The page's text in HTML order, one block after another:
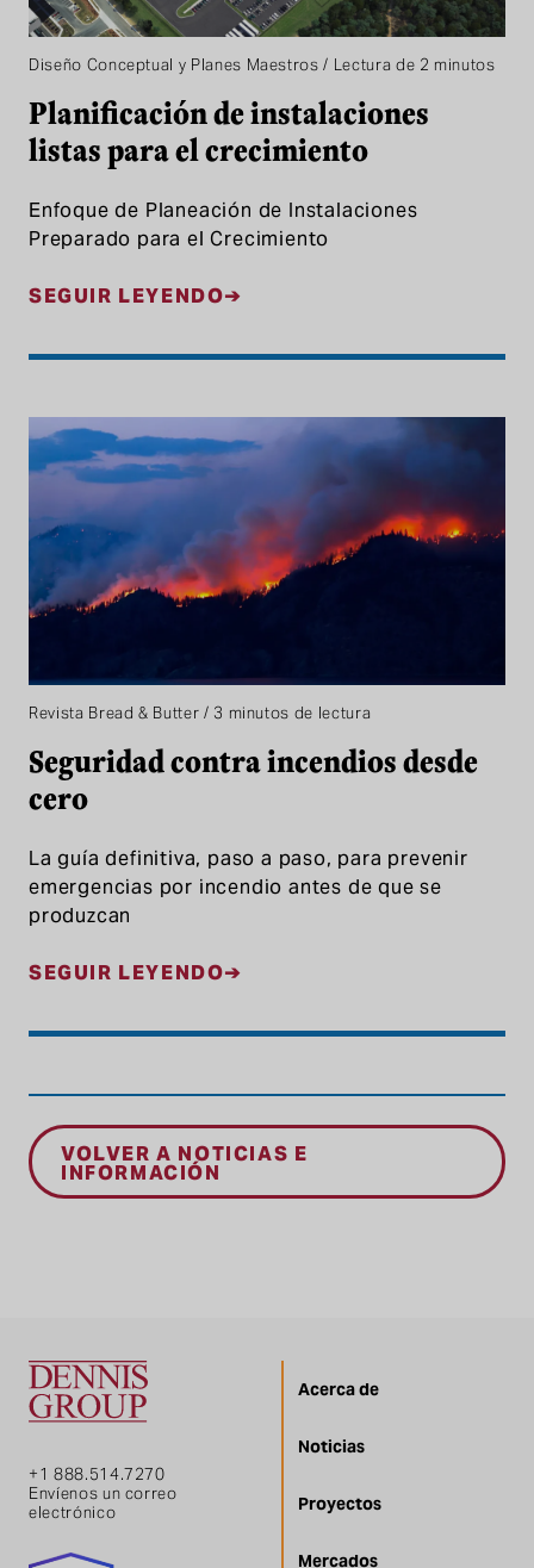
Diseño Conceptual y Planes Maestros / Lectura de 2 minutos
Planificación de instalaciones
listas para el crecimiento
Enfoque de Planeación de Instalaciones
Preparado para el Crecimiento
SEGUIR LEYENDO
Revista Bread & Butter / 3 minutos de lectura
Seguridad contra incendios desde
cero
La guía definitiva, paso a paso, para prevenir
emergencias por incendio antes de que se
produzcan
SEGUIR LEYENDO
VOLVER A NOTICIAS E
INFORMACIÓN
+1 888.514.7270
Envíenos un correo
electrónico
Acerca de
Noticias
Proyectos
Mercados